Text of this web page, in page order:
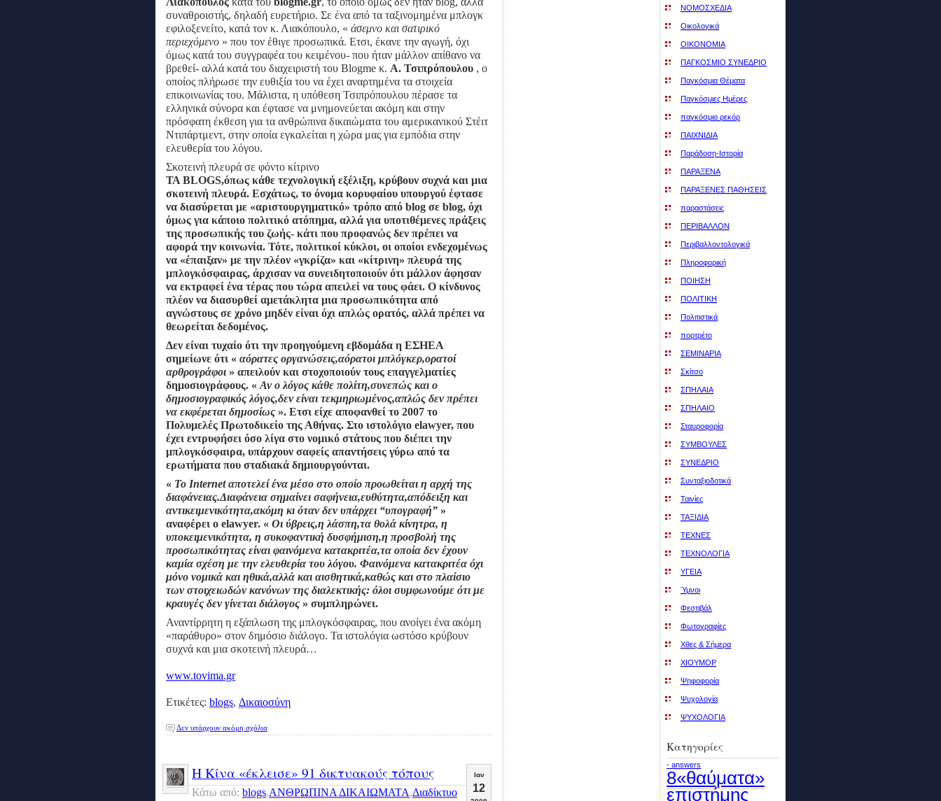
συναθροιστής, δηλαδή ευρετήριο. Σε ένα από τα ταξινομημένα μπλογκ
εφιλοξενείτο, κατά τον κ. Λιακόπουλο, « άσεμνο και σατιρικό
περιεχόμενο » που τον έθιγε προσωπικά. Ετσι, έκανε την αγωγή, όχι
όμως κατά του συγγραφέα του κειμένου- που ήταν μάλλον απίθανο να
βρεθεί- αλλά κατά του διαχειριστή του Βlogme κ. Α. Τσιπρόπουλου , ο
οποίος πλήρωσε την ευθιξία του να έχει αναρτημένα τα στοιχεία
επικοινωνίας του. Μάλιστα, η υπόθεση Τσιπρόπουλου πέρασε τα
ελληνικά σύνορα και έφτασε να μνημονεύεται ακόμη και στην
πρόσφατη έκθεση για τα ανθρώπινα δικαιώματα του αμερικανικού Στέιτ
Ντιπάρτμεντ, στην οποία εγκαλείται η χώρα μας για εμπόδια στην
ελευθερία του λόγου.
Σκοτεινή πλευρά σε φόντο κίτρινο
ΤΑ ΒLΟGS,όπως κάθε τεχνολογική εξέλιξη, κρύβουν συχνά και μια
σκοτεινή πλευρά. Εσχάτως, το όνομα κορυφαίου υπουργού έφτασε
να διασύρεται με «αριστουργηματικό» τρόπο από blog σε blog, όχι
όμως για κάποιο πολιτικό ατόπημα, αλλά για υποτιθέμενες πράξεις
της προσωπικής του ζωής- κάτι που προφανώς δεν πρέπει να
αφορά την κοινωνία. Τότε, πολιτικοί κύκλοι, οι οποίοι ενδεχομένως
να «έπαιξαν» με την πλέον «γκρίζα» και «κίτρινη» πλευρά της
μπλογκόσφαιρας, άρχισαν να συνειδητοποιούν ότι μάλλον άφησαν
να εκτραφεί ένα τέρας που τώρα απειλεί να τους φάει. Ο κίνδυνος
πλέον να διασυρθεί αμετάκλητα μια προσωπικότητα από
αγνώστους σε χρόνο μηδέν είναι όχι απλώς ορατός, αλλά πρέπει να
θεωρείται δεδομένος.
Δεν είναι τυχαίο ότι την προηγούμενη εβδομάδα η ΕΣΗΕΑ
σημείωνε ότι « αόρατες οργανώσεις,αόρατοι μπλόγκερ,ορατοί
αρθρογράφοι » απειλούν και στοχοποιούν τους επαγγελματίες
δημοσιογράφους. « Αν ο λόγος κάθε πολίτη,συνεπώς και ο
δημοσιογραφικός λόγος,δεν είναι τεκμηριωμένος,απλώς δεν πρέπει
να εκφέρεται δημοσίως ». Ετσι είχε αποφανθεί το 2007 το
Πολυμελές Πρωτοδικείο της Αθήνας. Στο ιστολόγιο elawyer, που
έχει εντρυφήσει όσο λίγα στο νομικό στάτους που διέπει την
μπλογκόσφαιρα, υπάρχουν σαφείς απαντήσεις γύρω από τα
ερωτήματα που σταδιακά δημιουργούνται.
« Το Ιnternet αποτελεί ένα μέσο στο οποίο προωθείται η αρχή της
διαφάνειας.Διαφάνεια σημαίνει σαφήνεια,ευθύτητα,απόδειξη και
αντικειμενικότητα,ακόμη κι όταν δεν υπάρχει “υπογραφή” »
αναφέρει ο elawyer. « Οι ύβρεις,η λάσπη,τα θολά κίνητρα, η
υποκειμενικότητα, η συκοφαντική δυσφήμιση,η προσβολή της
προσωπικότητας είναι φαινόμενα κατακριτέα,τα οποία δεν έχουν
καμία σχέση με την ελευθερία του λόγου. Φαινόμενα κατακριτέα όχι
μόνο νομικά και ηθικά,αλλά και αισθητικά,καθώς και στο πλαίσιο
των στοιχειωδών κανόνων της διαλεκτικής: όλοι συμφωνούμε ότι με
κραυγές δεν γίνεται διάλογος » συμπληρώνει.
Αναντίρρητη η εξάπλωση της μπλογκόσφαιρας, που ανοίγει ένα ακόμη
«παράθυρο» στον δημόσιο διάλογο. Τα ιστολόγια ωστόσο κρύβουν
συχνά και μια σκοτεινή πλευρά…
www.tovima.gr
Ετικέτες: blogs, Δικαιοσύνη
Δεν υπάρχουν ακόμη σχόλια
Ιαν
12
Η Κίνα «έκλεισε» 91 δικτυακούς τόπους
Κάτω από: blogs,ΑΝΘΡΩΠΙΝΑ ΔΙΚΑΙΩΜΑΤΑ,Διαδίκτυο
ΝΟΜΟΣΧΕΔΙΑ
Οικολογικά
ΟΙΚΟΝΟΜΙΑ
ΠΑΓΚΟΣΜΙO ΣΥΝΕΔΡΙO
Παγκόσμια Θέματα
Παγκόσμιες Ημέρες
παγκόσμιο ρεκόρ
ΠΑΙΧΝΙΔΙΑ
Παράδοση-Ιστορία
ΠΑΡΑΞΕΝΑ
ΠΑΡΑΞΕΝΕΣ ΠΑΘΗΣΕΙΣ
παραστάσεις
ΠΕΡΙΒΑΛΛΟΝ
Περιβαλλοντολογικά
Πληροφορική
ΠΟΙΗΣΗ
ΠΟΛΙΤΙΚΗ
Πολιτιστικά
πορτρέτο
ΣΕΜΙΝΑΡΙΑ
Σκίτσο
ΣΠΗΛΑΙΑ
ΣΠΗΛΑΙΟ
Σταυροφορία
ΣΥΜΒΟΥΛΕΣ
ΣΥΝΕΔΡΙO
Συνταξιοδοτικά
Ταινίες
ΤΑΞΙΔΙΑ
ΤΕΧΝΕΣ
ΤΕΧΝΟΛΟΓΙΑ
ΥΓΕΙΑ
Ύμνοι
Φεστιβάλ
Φωτογραφίες
Χθες & Σήμερα
ΧΙΟΥΜΟΡ
Ψηφοφορία
Ψυχολογία
ΨΥΧΟΛΟΓΙΑ
Κατηγορίες
- answers
8«θαύματα»
επιστήμης